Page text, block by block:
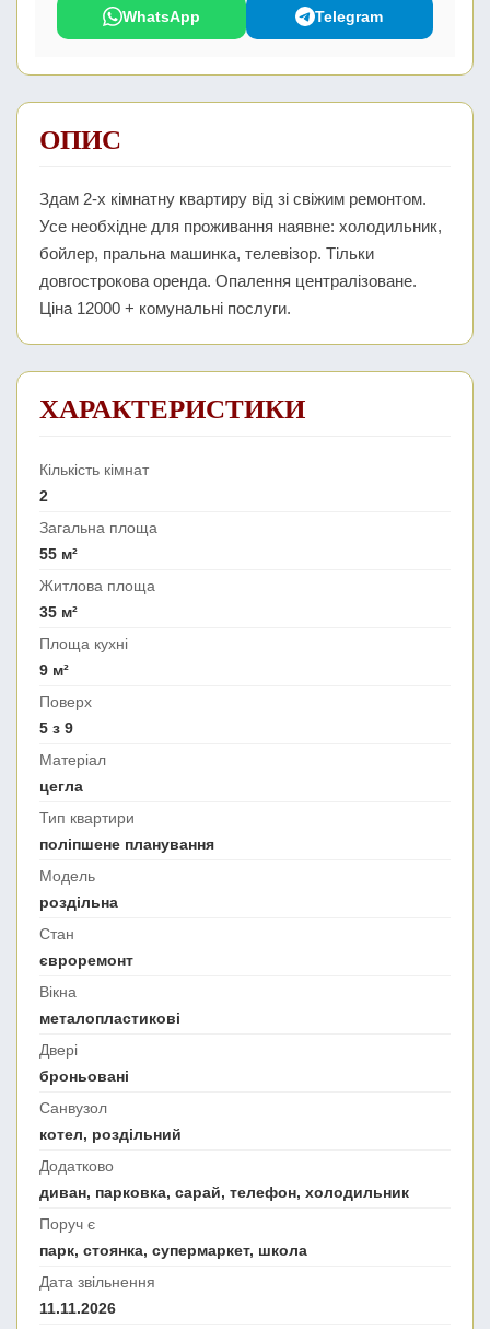
WhatsApp Telegram
ОПИС
Здам 2-х кімнатну квартиру від зі свіжим ремонтом.
Усе необхідне для проживання наявне: холодильник,
бойлер, пральна машинка, телевізор. Тільки
довгострокова оренда. Опалення централізоване.
Ціна 12000 + комунальні послуги.
ХАРАКТЕРИСТИКИ
Кількість кімнат
2
Загальна площа
55 м²
Житлова площа
35 м²
Площа кухні
9 м²
Поверх
5 з 9
Матеріал
цегла
Тип квартири
поліпшене планування
Модель
роздільна
Стан
євроремонт
Вікна
металопластикові
Двері
броньовані
Санвузол
котел, роздільний
Додатково
диван, парковка, сарай, телефон, холодильник
Поруч є
парк, стоянка, супермаркет, школа
Дата звільнення
11.11.2026